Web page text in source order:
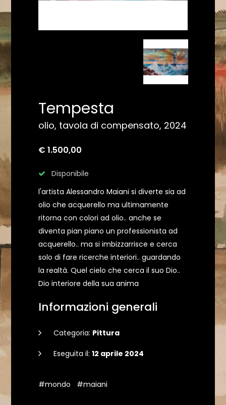
Tempesta
olio, tavola di compensato, 2024
€ 1.500,00
Disponibile
l'artista Alessandro Maiani si diverte sia ad
olio che acquerello ma ultimamente
ritorna con colori ad olio.. anche se
diventa pian piano un professionista ad
acquerello.. ma si imbizzarrisce e cerca
solo di fare ricerche interiori.. guardando
la realtà. Quel cielo che cerca il suo Dio..
Dio interiore della sua anima
Informazioni generali
Categoria: Pittura
Eseguita il: 12 aprile 2024
#mondo #maiani